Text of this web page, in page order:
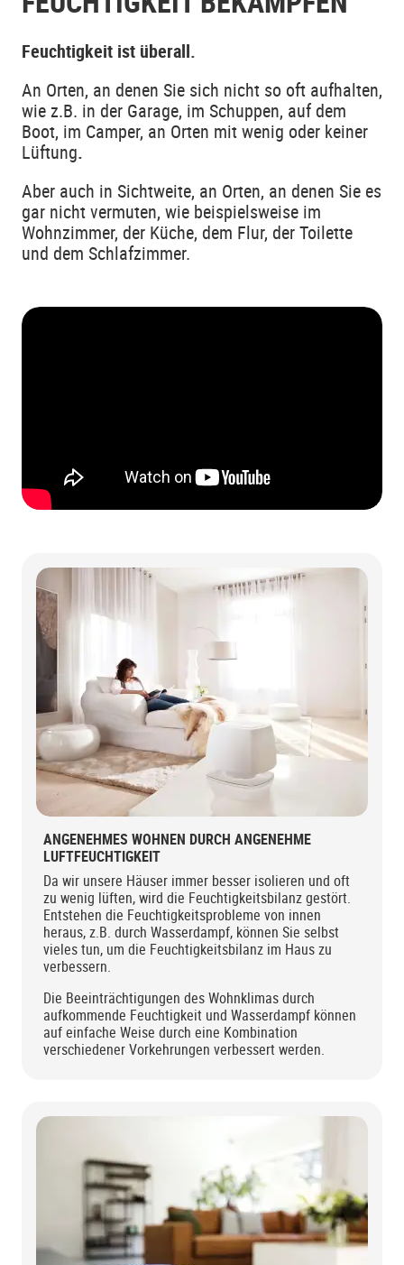
Feuchtigkeit ist überall.
An Orten, an denen Sie sich nicht so oft aufhalten,
wie z.B. in der Garage, im Schuppen, auf dem
Boot, im Camper, an Orten mit wenig oder keiner
Lüftung.
Aber auch in Sichtweite, an Orten, an denen Sie es
gar nicht vermuten, wie beispielsweise im
Wohnzimmer, der Küche, dem Flur, der Toilette
und dem Schlafzimmer.
ANGENEHMES WOHNEN DURCH ANGENEHME
LUFTFEUCHTIGKEIT
Da wir unsere Häuser immer besser isolieren und oft
zu wenig lüften, wird die Feuchtigkeitsbilanz gestört.
Entstehen die Feuchtigkeitsprobleme von innen
heraus, z.B. durch Wasserdampf, können Sie selbst
vieles tun, um die Feuchtigkeitsbilanz im Haus zu
verbessern.
Die Beeinträchtigungen des Wohnklimas durch
aufkommende Feuchtigkeit und Wasserdampf können
auf einfache Weise durch eine Kombination
verschiedener Vorkehrungen verbessert werden.